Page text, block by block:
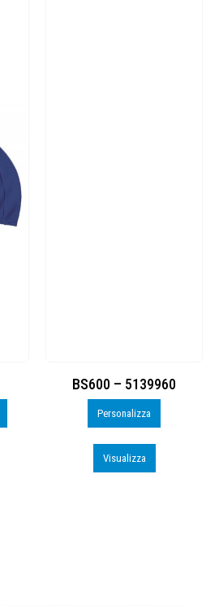
BS600 – 5139960
Personalizza
Visualizza